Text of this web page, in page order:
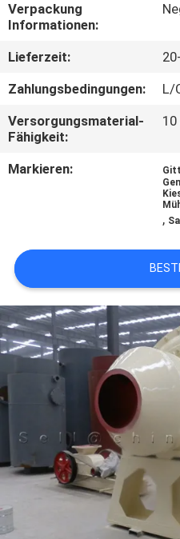
TRETEN
SIE
MIT
UNS
IN
VERBINDUNG
FÄLLE
SITEMAP
Verpackung
Informationen:
Lieferzeit:
Zahlungsbedingungen:
L/
Versorgungsmaterial-
Fähigkeit:
Markieren:
,